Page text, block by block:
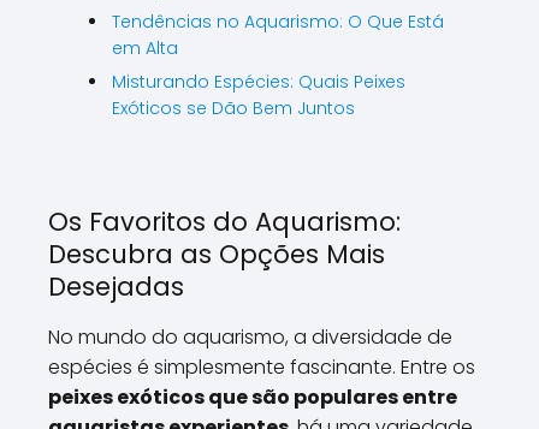
Tendências no Aquarismo: O Que Está
em Alta
Misturando Espécies: Quais Peixes
Exóticos se Dão Bem Juntos
Os Favoritos do Aquarismo:
Descubra as Opções Mais
Desejadas
No mundo do aquarismo, a diversidade de
espécies é simplesmente fascinante. Entre os
peixes exóticos que são populares entre